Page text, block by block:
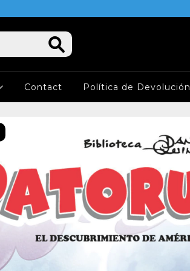
Contact Política de Devolución